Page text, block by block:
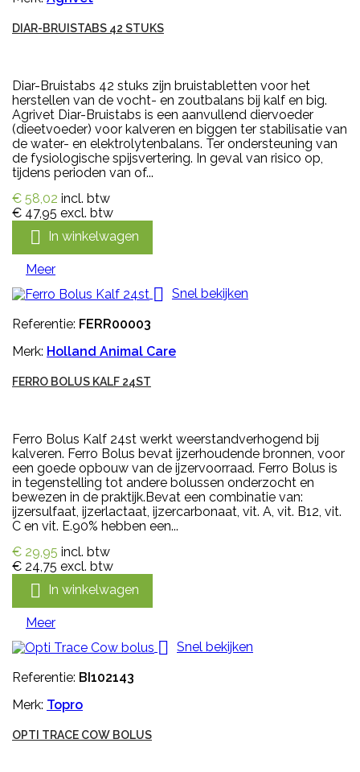
DIAR-BRUISTABS 42 STUKS
Diar-Bruistabs 42 stuks zijn bruistabletten voor het
herstellen van de vocht- en zoutbalans bij kalf en big.
Agrivet Diar-Bruistabs is een aanvullend diervoeder
(dieetvoeder) voor kalveren en biggen ter stabilisatie van
de water- en elektrolytenbalans. Ter ondersteuning van
de fysiologische spijsvertering. In geval van risico op,
tijdens perioden van of...
€ 58,02 incl. btw
€ 47,95 excl. btw
 In winkelwagen
Meer

Snel bekijken
Referentie: FERR00003
Merk: Holland Animal Care
FERRO BOLUS KALF 24ST
Ferro Bolus Kalf 24st werkt weerstandverhogend bij
kalveren. Ferro Bolus bevat ijzerhoudende bronnen, voor
een goede opbouw van de ijzervoorraad. Ferro Bolus is
in tegenstelling tot andere bolussen onderzocht en
bewezen in de praktijk.Bevat een combinatie van:
ijzersulfaat, ijzerlactaat, ijzercarbonaat, vit. A, vit. B12, vit.
C en vit. E.90% hebben een...
€ 29,95 incl. btw
€ 24,75 excl. btw
 In winkelwagen
Meer

Snel bekijken
Referentie: BI102143
Merk: Topro
OPTI TRACE COW BOLUS